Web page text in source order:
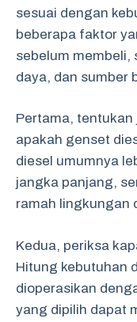
sesuai dengan
beberapa faktor
sebelum membeli,
daya, dan sumber
Pertama,
apakah genset
diesel umumnya
jangka panjang,
ramah lingkungan
Kedua, periksa
Hitung kebutuhan
dioperasikan
yang dipilih dapat